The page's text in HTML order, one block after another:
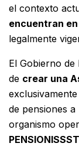
el contexto
encuentran
legalmente
El Gobierno
de crear una
de pensiones
organismo